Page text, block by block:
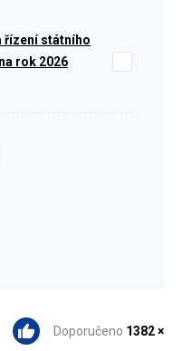
řízení státního
rok 2026
Doporučeno 1382 ×